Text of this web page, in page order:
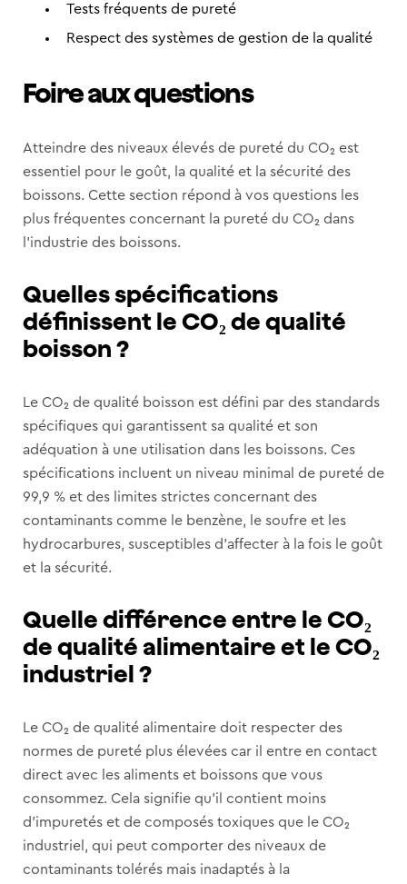
Tests fréquents de pureté
Respect des systèmes de gestion de la qualité
Foire aux questions
Atteindre des niveaux élevés de pureté du CO₂ est
essentiel pour le goût, la qualité et la sécurité des
boissons. Cette section répond à vos questions les
plus fréquentes concernant la pureté du CO₂ dans
l’industrie des boissons.
Quelles spécifications
définissent le CO₂ de qualité
boisson ?
Le CO₂ de qualité boisson est défini par des standards
spécifiques qui garantissent sa qualité et son
adéquation à une utilisation dans les boissons. Ces
spécifications incluent un niveau minimal de pureté de
99,9 % et des limites strictes concernant des
contaminants comme le benzène, le soufre et les
hydrocarbures, susceptibles d’affecter à la fois le goût
et la sécurité.
Quelle différence entre le CO₂
de qualité alimentaire et le CO₂
industriel ?
Le CO₂ de qualité alimentaire doit respecter des
normes de pureté plus élevées car il entre en contact
direct avec les aliments et boissons que vous
consommez. Cela signifie qu’il contient moins
d’impuretés et de composés toxiques que le CO₂
industriel, qui peut comporter des niveaux de
contaminants tolérés mais inadaptés à la